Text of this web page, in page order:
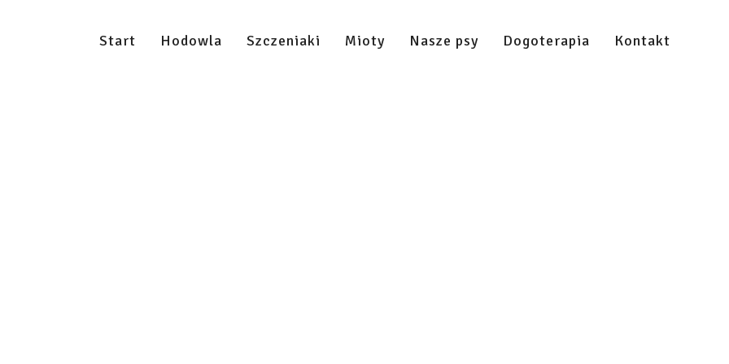
Start Hodowla Szczeniaki Mioty Nasze psy Dogoterapia Kontakt